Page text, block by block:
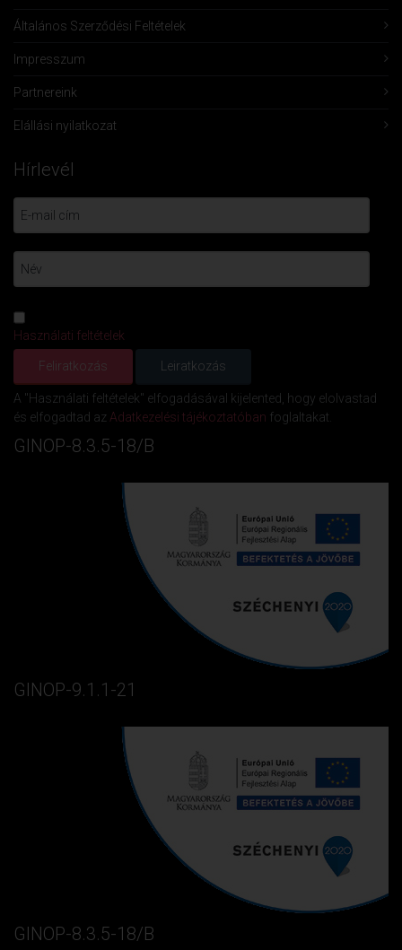
Általános Szerződési Feltételek
Impresszum
Partnereink
Elállási nyilatkozat
Hírlevél
Használati feltételek
A "Használati feltételek" elfogadásával kijelented, hogy elolvastad
és elfogadtad az Adatkezelési tájékoztatóban foglaltakat.
GINOP-8.3.5-18/B
GINOP-9.1.1-21
GINOP-8.3.5-18/B